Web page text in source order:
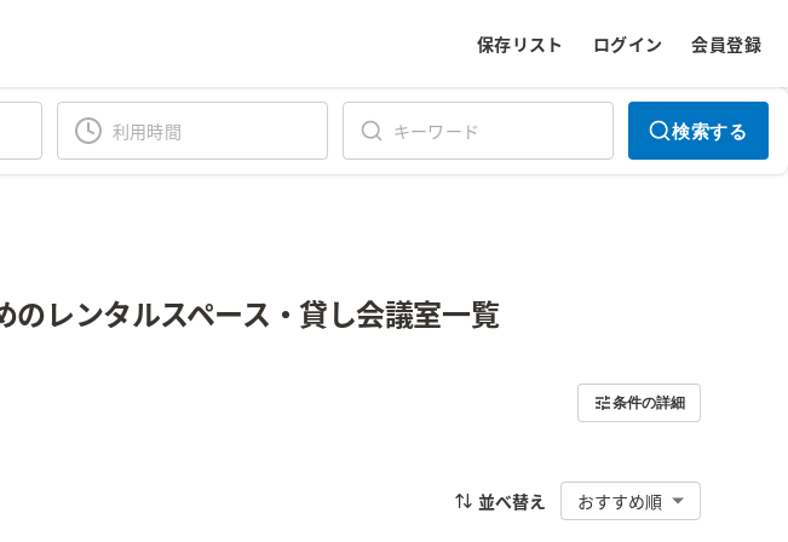
保存リスト ログイン 会員登録
検索する
レンタルスペース・貸し会議室一覧
条件の詳細
並べ替え おすすめ順